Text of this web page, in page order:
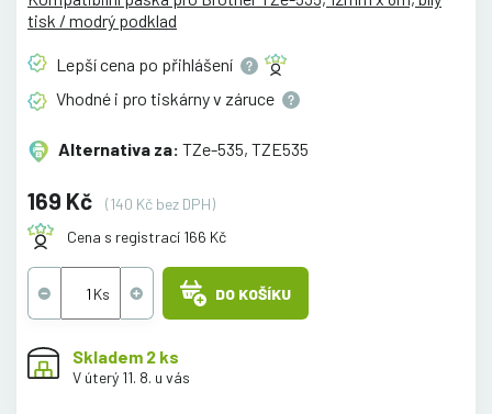
tisk / modrý podklad
Lepší cena po přihlášení
Vhodné i pro tiskárny v záruce
Alternativa za: TZe-535, TZE535
169 Kč
(140 Kč bez DPH)
Cena s registrací 166 Kč
DO KOŠÍKU
Skladem 2 ks
V úterý 11. 8. u vás